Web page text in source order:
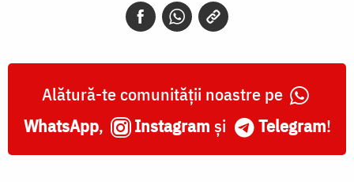
Alătură-te comunității noastre pe
WhatsApp, Instagram și Telegram!